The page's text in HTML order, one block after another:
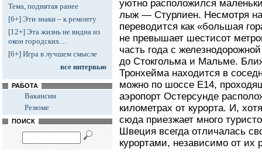
Тема, поднятая ранее
[6+] Эти знаки – к ремонту
[12+] Эта жизнь не видна из
окон городских…
[6+] Игра в лучшем смысле
все интервью
РАБОТА
Вакансии
Резюме
ПОИСК
уютно расположился
лыж — Стурлиен. Несмотря на
переводится как «большая
не превышает шестисот
часть года с
до Стокгольма и Мальме.
Тронхейма находится в
можно по шоссе Е14,
аэропорт Остерсунде
километрах от курорта. И,
сюда приезжает много
Швеция всегда отличалась
курортами, независимо от их